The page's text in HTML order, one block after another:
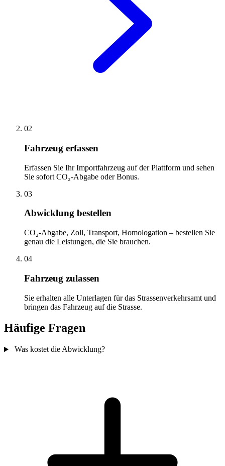
02
Fahrzeug erfassen
Erfassen Sie Ihr Importfahrzeug auf der Plattform und sehen
Sie sofort CO₂-Abgabe oder Bonus.
03
Abwicklung bestellen
CO₂-Abgabe, Zoll, Transport, Homologation – bestellen Sie
genau die Leistungen, die Sie brauchen.
04
Fahrzeug zulassen
Sie erhalten alle Unterlagen für das Strassenverkehrsamt und
bringen das Fahrzeug auf die Strasse.
Häufige Fragen
Was kostet die Abwicklung?